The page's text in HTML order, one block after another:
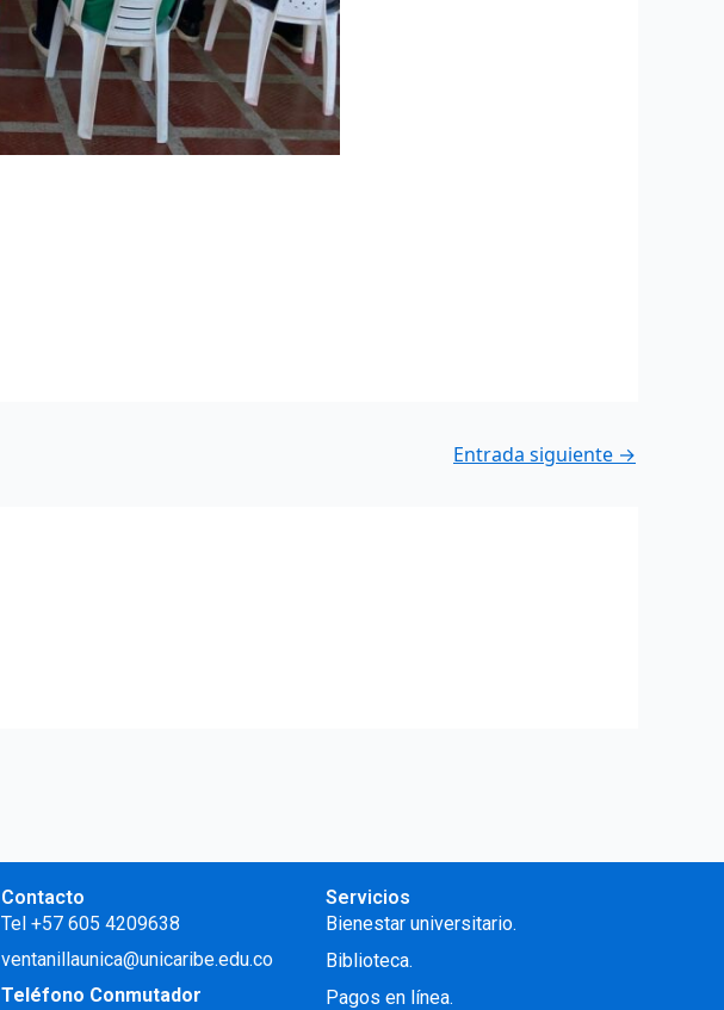
Entrada siguiente →
Contacto
Tel +57 605 4209638
ventanillaunica@unicaribe.edu.co
Teléfono Conmutador
Servicios
Bienestar universitario.
Biblioteca.
Pagos en línea.